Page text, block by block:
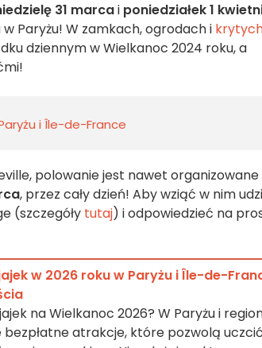
31 marcai poniedziałek 1
w Paryżu! W zamkach, ogrodach i
dziennym w Wielkanoc 2024 roku, a
i Île-de-France
polowanie jest nawet organizowane
, przez cały dzień! Aby wziąć w nim
(szczegóły tutaj) i odpowiedzieć na
w 2026 roku w Paryżu i Île-de-
na Wielkanoc 2026? W Paryżu i
atrakcje, które pozwolą